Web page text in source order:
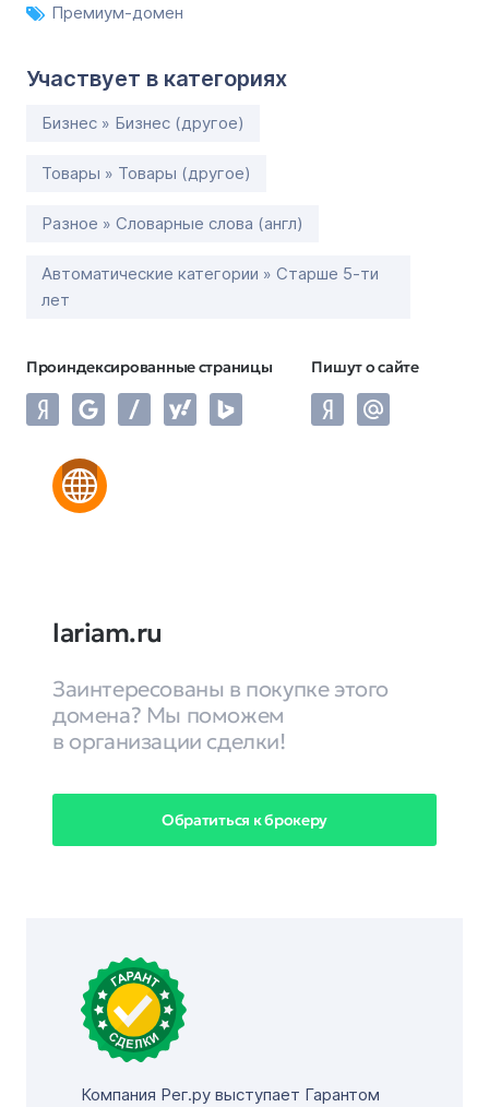
Премиум-домен
Участвует в категориях
Бизнес » Бизнес (другое)
Товары » Товары (другое)
Разное » Словарные слова (англ)
Автоматические категории » Старше 5-ти
лет
Проиндексированные страницы Пишут о сайте
lariam.ru
Заинтересованы в покупке этого
домена? Мы поможем
в организации сделки!
Обратиться к брокеру
Компания Рег.ру выступает Гарантом